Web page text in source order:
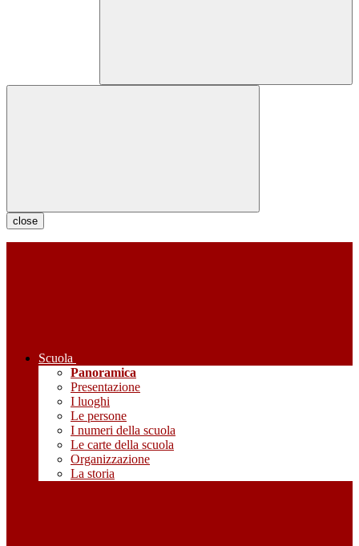
close
Scuola
Panoramica
Presentazione
I luoghi
Le persone
I numeri della scuola
Le carte della scuola
Organizzazione
La storia